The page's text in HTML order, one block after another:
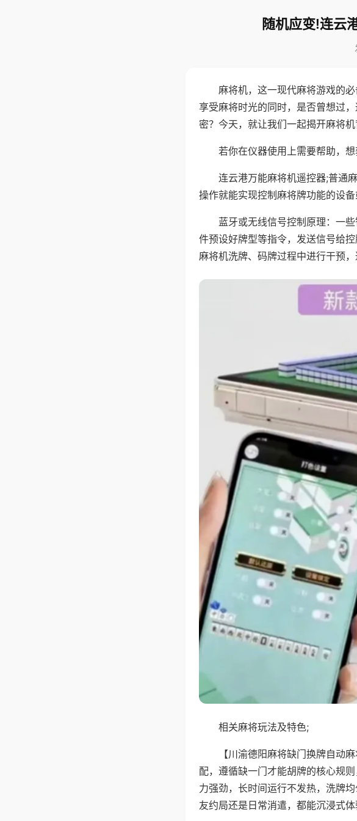
随机应变!连云
麻将机，这一现代麻将游戏的
享受麻将时光的同时，是否曾想过
密？今天，就让我们一起揭开麻将
若你在仪器使用上需要帮助，
连云港万能麻将机遥控器;普通
操作就能实现控制麻将牌功能的设备
蓝牙或无线信号控制原理：一
件预设好牌型等指令，发送信号给
麻将机洗牌、码牌过程中进行干预，
相关麻将玩法及特色;
【川渝德阳麻将缺门换牌自动
配，遵循缺一门才能胡牌的核心规
力强劲，长时间运行不发热，洗牌
友约局还是日常消遣，都能沉浸式